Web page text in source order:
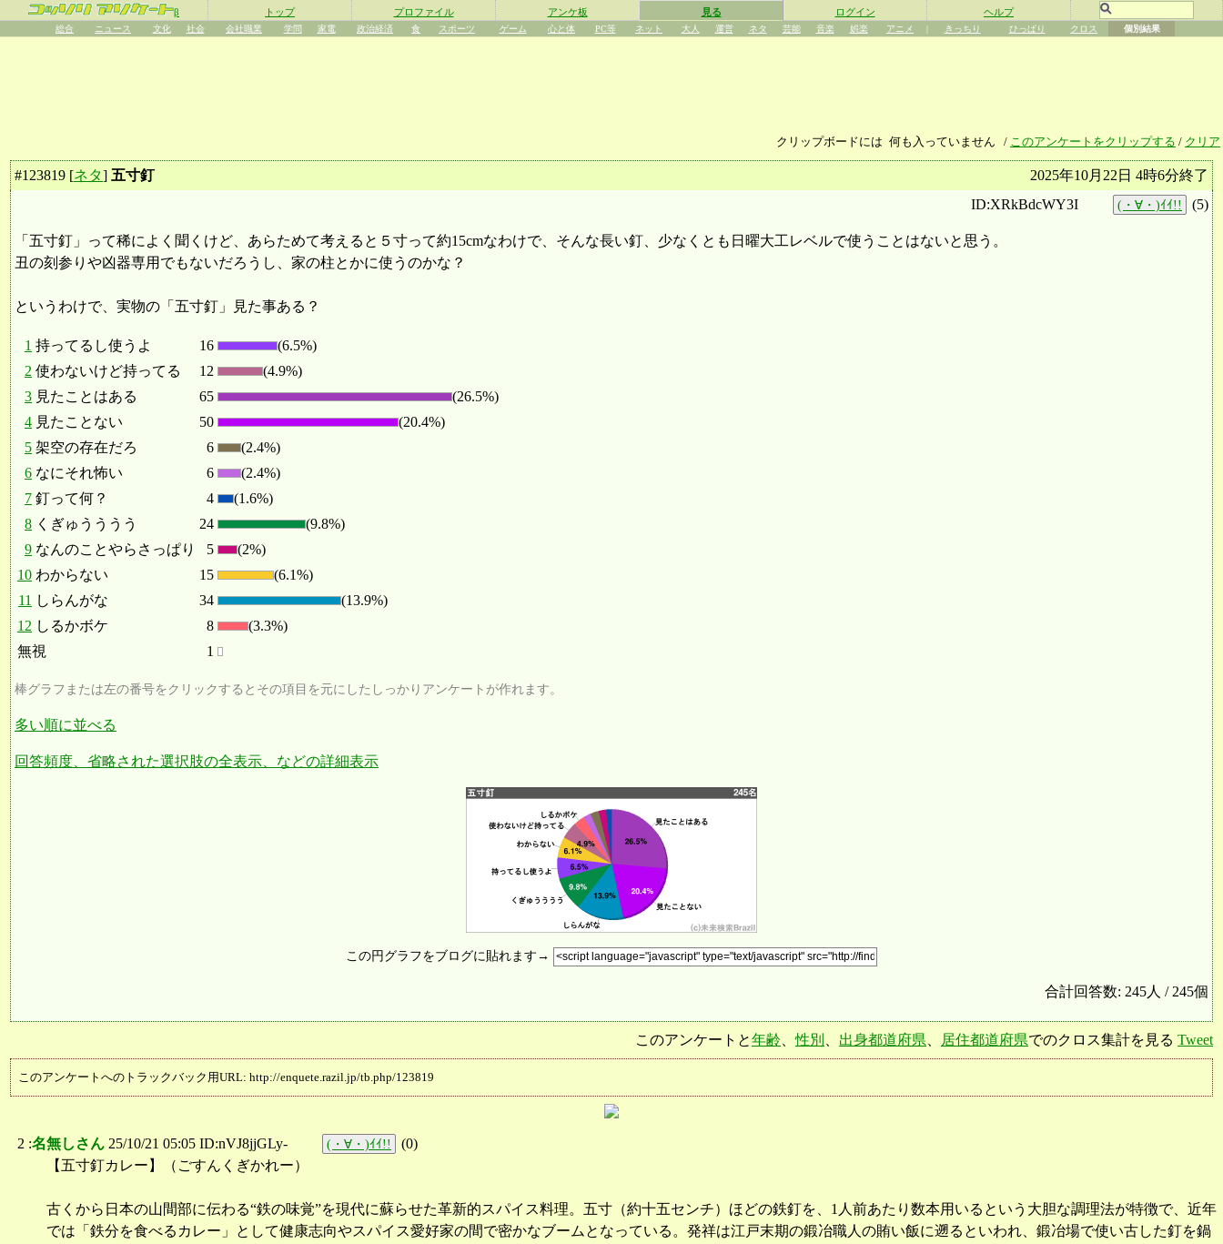
β トップ プロファイル アンケ板 見る ログイン ヘルプ
総合 ニュース 文化 社会 会社職業 学問 家電 政治経済 食 スポーツ ゲーム 心と体 PC等 ネット 大人 運営 ネタ 芸能 音楽 娯楽 アニメ | きっちり ひっぱり クロス 個別結果
クリップボードには 何も入っていません / このアンケートをクリップする / クリア
2025年10月22日 4時6分終了
#123819 [ネタ] 五寸釘
ID:XRkBdcWY3I
(・∀・)ｲｲ!! (5)
「五寸釘」って稀によく聞くけど、あらためて考えると５寸って約15cmなわけで、そんな長い釘、少なくとも日曜大工レベルで使うことはないと思う。
丑の刻参りや凶器専用でもないだろうし、家の柱とかに使うのかな？
というわけで、実物の「五寸釘」見た事ある？
1 持ってるし使うよ 16
(6.5%)
2 使わないけど持ってる 12
(4.9%)
3 見たことはある 65
(26.5%)
4 見たことない 50
(20.4%)
5 架空の存在だろ 6
(2.4%)
6 なにそれ怖い 6
(2.4%)
7 釘って何？ 4
(1.6%)
8 くぎゅうううう 24
(9.8%)
9 なんのことやらさっぱり 5
(2%)
10 わからない 15
(6.1%)
11 しらんがな 34
(13.9%)
12 しるかボケ 8
(3.3%)
無視
1
棒グラフまたは左の番号をクリックするとその項目を元にしたしっかりアンケートが作れます。
多い順に並べる
回答頻度、省略された選択肢の全表示、などの詳細表示
この円グラフをブログに貼れます→
合計回答数: 245人 / 245個
このアンケートと年齢 、性別 出身都道府県 居住都道府県でのクロス集計を見る Tweet
このアンケートへのトラックバック用URL: http://enquete.razil.jp/tb.php/123819
2 :名無しさん 25/10/21 05:05 ID:nVJ8jjGLy- (・∀・)ｲｲ!! (0)
【五寸釘カレー】（ごすんくぎかれー）
古くから日本の山間部に伝わる“鉄の味覚”を現代に蘇らせた革新的スパイス料理。五寸（約十五センチ）ほどの鉄釘を、1人前あたり数本用いるという大胆な調理法が特徴で、近年
では「鉄分を食べるカレー」として健康志向やスパイス愛好家の間で密かなブームとなっている。発祥は江戸末期の鍛冶職人の賄い飯に遡るといわれ、鍛冶場で使い古した釘を鍋